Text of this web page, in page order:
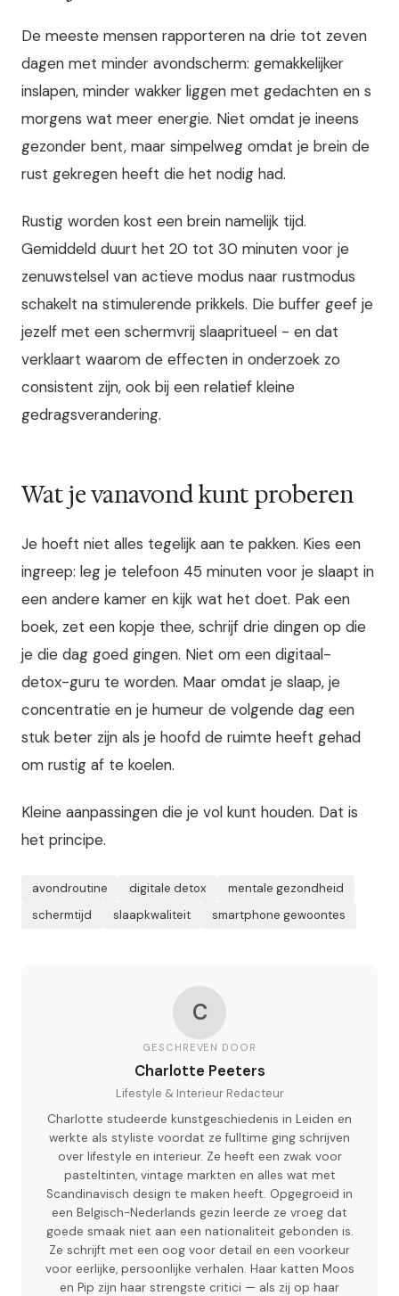
De meeste mensen rapporteren na drie tot zeven
dagen met minder avondscherm: gemakkelijker
inslapen, minder wakker liggen met gedachten en s
morgens wat meer energie. Niet omdat je ineens
gezonder bent, maar simpelweg omdat je brein de
rust gekregen heeft die het nodig had.
Rustig worden kost een brein namelijk tijd.
Gemiddeld duurt het 20 tot 30 minuten voor je
zenuwstelsel van actieve modus naar rustmodus
schakelt na stimulerende prikkels. Die buffer geef je
jezelf met een schermvrij slaapritueel - en dat
verklaart waarom de effecten in onderzoek zo
consistent zijn, ook bij een relatief kleine
gedragsverandering.
Wat je vanavond kunt proberen
Je hoeft niet alles tegelijk aan te pakken. Kies een
ingreep: leg je telefoon 45 minuten voor je slaapt in
een andere kamer en kijk wat het doet. Pak een
boek, zet een kopje thee, schrijf drie dingen op die
je die dag goed gingen. Niet om een digitaal-
detox-guru te worden. Maar omdat je slaap, je
concentratie en je humeur de volgende dag een
stuk beter zijn als je hoofd de ruimte heeft gehad
om rustig af te koelen.
Kleine aanpassingen die je vol kunt houden. Dat is
het principe.
avondroutine digitale detox
mentale gezondheid
schermtijd
slaapkwaliteit smartphone gewoontes
C
GESCHREVEN DOOR
Charlotte Peeters
Lifestyle & Interieur Redacteur
Charlotte studeerde kunstgeschiedenis in Leiden en
werkte als styliste voordat ze fulltime ging schrijven
over lifestyle en interieur. Ze heeft een zwak voor
pasteltinten, vintage markten en alles wat met
Scandinavisch design te maken heeft. Opgegroeid in
een Belgisch-Nederlands gezin leerde ze vroeg dat
goede smaak niet aan een nationaliteit gebonden is.
Ze schrijft met een oog voor detail en een voorkeur
voor eerlijke, persoonlijke verhalen. Haar katten Moos
en Pip zijn haar strengste critici — als zij op haar